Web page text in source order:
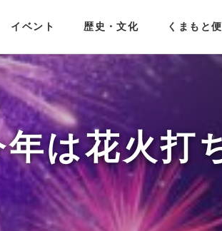
イベント 歴史・文化 くまもと
は花火打